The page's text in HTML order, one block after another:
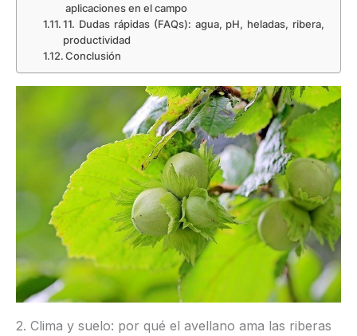
aplicaciones en el campo
11. Dudas rápidas (FAQs): agua, pH, heladas, ribera,
productividad
Conclusión
2. Clima y suelo: por qué el avellano ama las riberas